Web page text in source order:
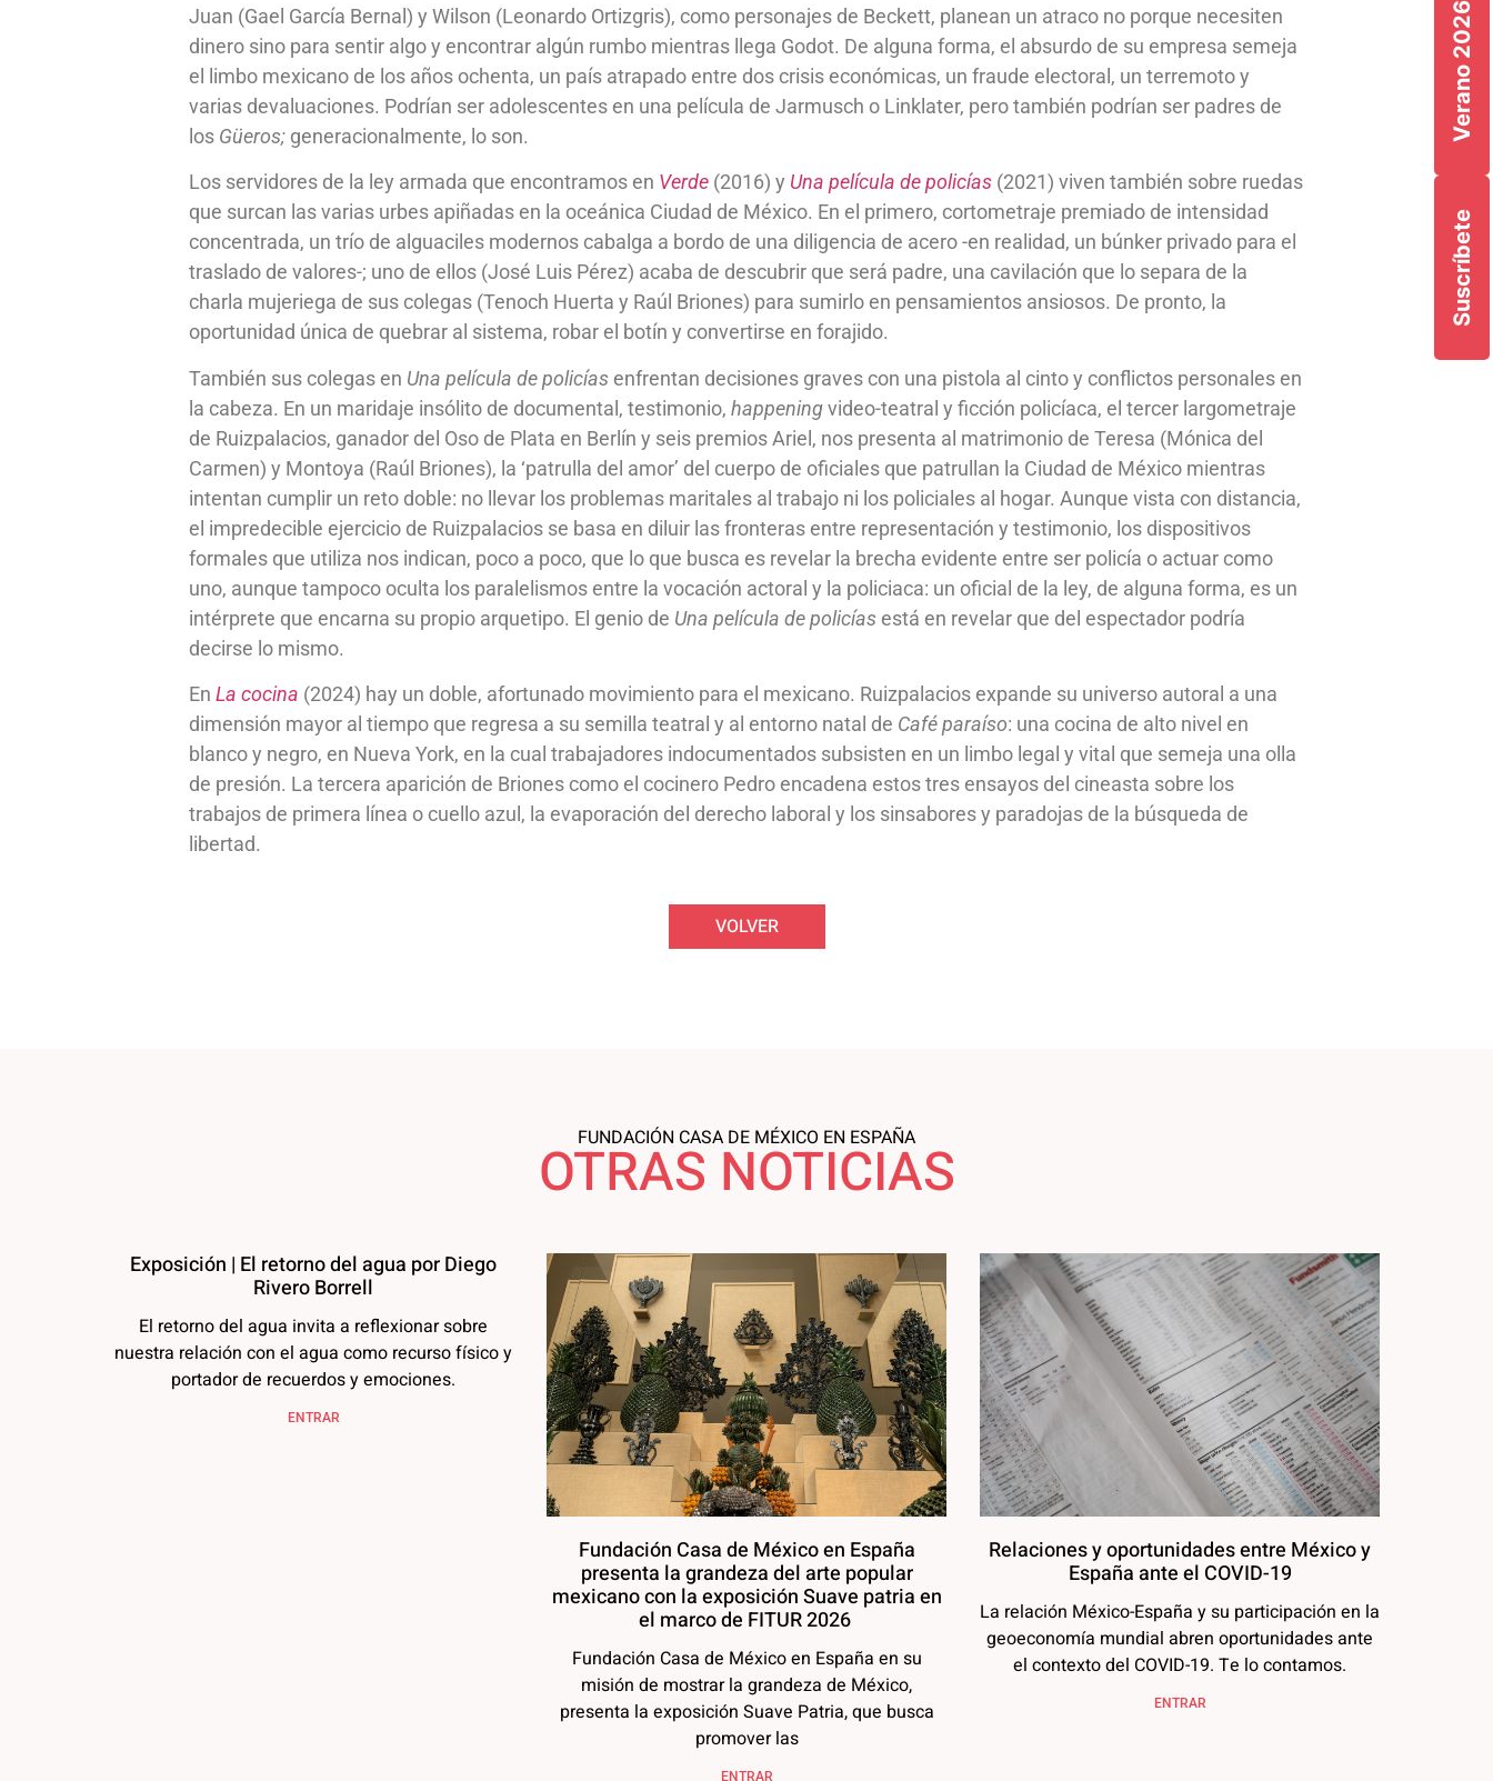
Suscríbete
Verano 2026
Juan (Gael García Bernal) y Wilson (Leonardo Ortizgris), como personajes de Beckett, planean un atraco no porque necesiten
dinero sino para sentir algo y encontrar algún rumbo mientras llega Godot. De alguna forma, el absurdo de su empresa semeja
el limbo mexicano de los años ochenta, un país atrapado entre dos crisis económicas, un fraude electoral, un terremoto y
varias devaluaciones. Podrían ser adolescentes en una película de Jarmusch o Linklater, pero también podrían ser padres de
los Güeros; generacionalmente, lo son.
Los servidores de la ley armada que encontramos en Verde (2016) y Una película de policías (2021) viven también sobre ruedas
que surcan las varias urbes apiñadas en la oceánica Ciudad de México. En el primero, cortometraje premiado de intensidad
concentrada, un trío de alguaciles modernos cabalga a bordo de una diligencia de acero -en realidad, un búnker privado para el
traslado de valores-; uno de ellos (José Luis Pérez) acaba de descubrir que será padre, una cavilación que lo separa de la
charla mujeriega de sus colegas (Tenoch Huerta y Raúl Briones) para sumirlo en pensamientos ansiosos. De pronto, la
oportunidad única de quebrar al sistema, robar el botín y convertirse en forajido.
También sus colegas en Una película de policías enfrentan decisiones graves con una pistola al cinto y conflictos personales en
la cabeza. En un maridaje insólito de documental, testimonio, happeningvideo-teatral y ficción policíaca, el tercer largometraje
de Ruizpalacios, ganador del Oso de Plata en Berlín y seis premios Ariel, nos presenta al matrimonio de Teresa (Mónica del
Carmen) y Montoya (Raúl Briones), la ‘patrulla del amor’ del cuerpo de oficiales que patrullan la Ciudad de México mientras
intentan cumplir un reto doble: no llevar los problemas maritales al trabajo ni los policiales al hogar. Aunque vista con distancia,
el impredecible ejercicio de Ruizpalacios se basa en diluir las fronteras entre representación y testimonio, los dispositivos
formales que utiliza nos indican, poco a poco, que lo que busca es revelar la brecha evidente entre ser policía o actuar como
uno, aunque tampoco oculta los paralelismos entre la vocación actoral y la policiaca: un oficial de la ley, de alguna forma, es un
intérprete que encarna su propio arquetipo. El genio de Una película de policías está en revelar que del espectador podría
decirse lo mismo.
En La cocina (2024) hay un doble, afortunado movimiento para el mexicano. Ruizpalacios expande su universo autoral a una
dimensión mayor al tiempo que regresa a su semilla teatral y al entorno natal de Café paraíso: una cocina de alto nivel en
blanco y negro, en Nueva York, en la cual trabajadores indocumentados subsisten en un limbo legal y vital que semeja una olla
de presión. La tercera aparición de Briones como el cocinero Pedro encadena estos tres ensayos del cineasta sobre los
trabajos de primera línea o cuello azul, la evaporación del derecho laboral y los sinsabores y paradojas de la búsqueda de
libertad.
VOLVER
FUNDACIÓN CASA DE MÉXICO EN ESPAÑA
OTRAS NOTICIAS
Exposición | El retorno del agua por Diego
Rivero Borrell
El retorno del agua invita a reflexionar sobre
nuestra relación con el agua como recurso físico y
portador de recuerdos y emociones.
ENTRAR
Fundación Casa de México en España
presenta la grandeza del arte popular
mexicano con la exposición Suave patria en
el marco de FITUR 2026
Fundación Casa de México en España en su
misión de mostrar la grandeza de México,
presenta la exposición Suave Patria, que busca
promover las
ENTRAR
Relaciones y oportunidades entre México y
España ante el COVID-19
La relación México-España y su participación en la
geoeconomía mundial abren oportunidades ante
el contexto del COVID-19. Te lo contamos.
ENTRAR